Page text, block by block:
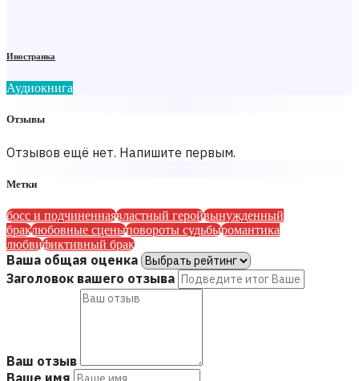
Иностранка
Аудиокнига
Отзывы
Отзывов ещё нет. Напишите первым.
Метки
босс и подчиненнаявластный геройвынужденный
браклюбовные сценыповороты судьбыромантика
любвификтивный брак
Ваша общая оценка
Заголовок вашего отзыва
Ваш отзыв
Ваше имя